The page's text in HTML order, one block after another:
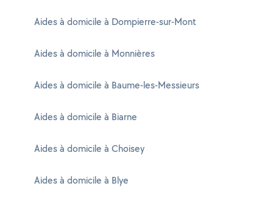
Aides à domicile à Dompierre-sur-Mont
Aides à domicile à Monnières
Aides à domicile à Baume-les-Messieurs
Aides à domicile à Biarne
Aides à domicile à Choisey
Aides à domicile à Blye